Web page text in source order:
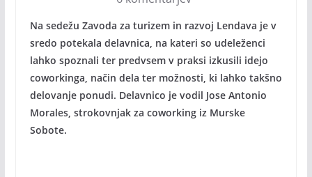
Na sedežu Zavoda za turizem in razvoj Lendava je v
sredo potekala delavnica, na kateri so udeleženci
lahko spoznali ter predvsem v praksi izkusili idejo
coworkinga, način dela ter možnosti, ki lahko takšno
delovanje ponudi. Delavnico je vodil Jose Antonio
Morales, strokovnjak za coworking iz Murske
Sobote.